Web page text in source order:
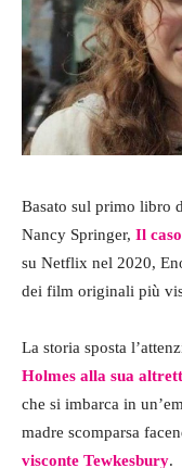
Basato sul primo libro
Nancy Springer, Il
su Netflix nel 2020,
dei film originali più
La storia sposta
Holmes alla sua
che si imbarca in
madre scomparsa
visconte Tewkesbury.